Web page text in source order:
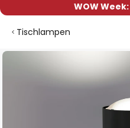
WOW Week:
Tischlampen
Zum